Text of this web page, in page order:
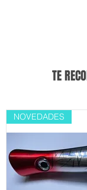
TE
NOVEDADES